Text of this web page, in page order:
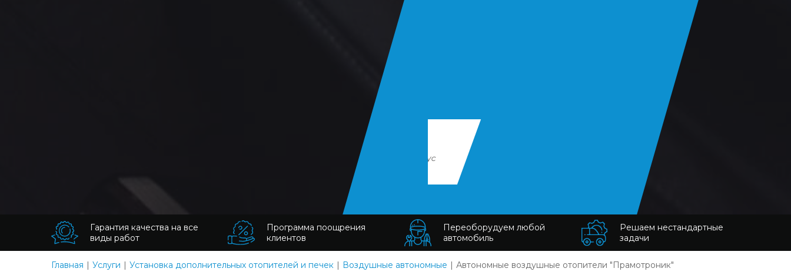
Алексей Смирнов
“Переоборудуем ваш микроавтобус
наилучшим образом!”
Гарантия качества на все
виды работ
Программа поощрения
клиентов
Переоборудуем любой
автомобиль
Решаем нестандартные
задачи
Главная Услуги Установка дополнительных отопителей и печек Воздушные автономные Автономные воздушные отопители "Прамотроник"